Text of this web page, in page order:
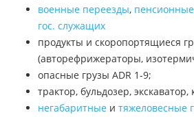
военные переезды,
гос. служащих
продукты и скоропортящиеся
(авторефрижераторы,
опасные грузы ADR 1-9;
трактор, бульдозер, экскаватор,
негабаритные и тяжеловесные